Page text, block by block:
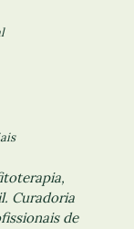
Curadoria
de